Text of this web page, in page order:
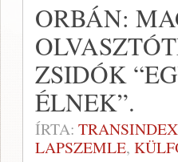
ORBÁN:
ZSIDÓK
ÉLNEK”.
ÍRTA:
LAPSZEMLE,